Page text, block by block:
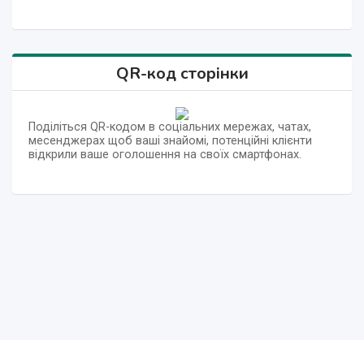
QR-код сторінки
Поділіться QR-кодом в соціальних мережах, чатах,
месенджерах щоб ваші знайомі, потенційні клієнти
відкрили ваше оголошення на своїх смартфонах.